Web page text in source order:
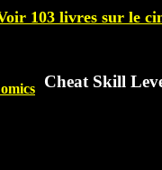
103 livres sur le
Cheat Skill